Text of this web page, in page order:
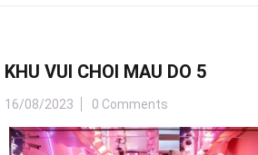
KHU VUI CHOI MAU DO 5
16/08/2023 0 Comments